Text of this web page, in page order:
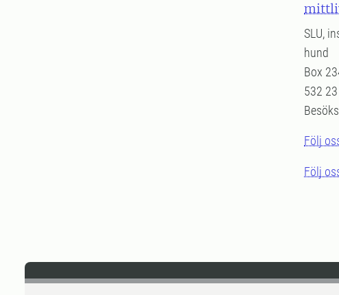
SLU,
hund
Box
532
Följ
Följ